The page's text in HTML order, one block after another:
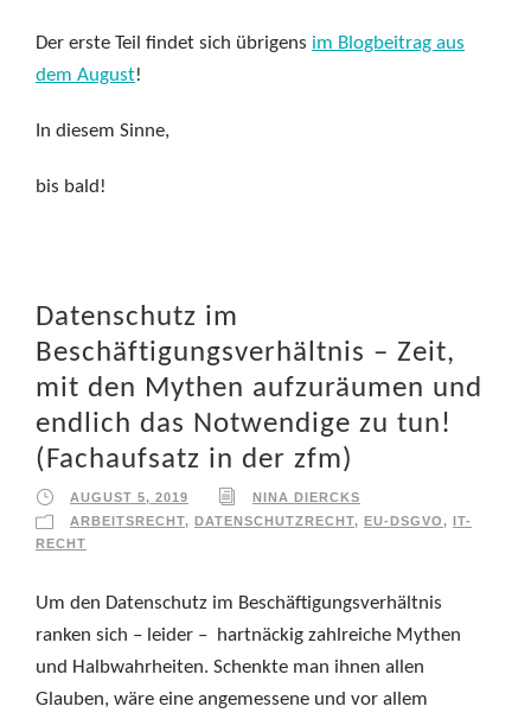
Der erste Teil findet sich übrigens im Blogbeitrag aus
dem August!
In diesem Sinne,
bis bald!
Datenschutz im
Beschäftigungsverhältnis – Zeit,
mit den Mythen aufzuräumen und
endlich das Notwendige zu tun!
(Fachaufsatz in der zfm)
AUGUST 5, 2019
NINA DIERCKS
ARBEITSRECHT, DATENSCHUTZRECHT, EU-DSGVO,
IT-
RECHT
Um den Datenschutz im Beschäftigungsverhältnis
ranken sich – leider – hartnäckig zahlreiche Mythen
und Halbwahrheiten. Schenkte man ihnen allen
Glauben, wäre eine angemessene und vor allem